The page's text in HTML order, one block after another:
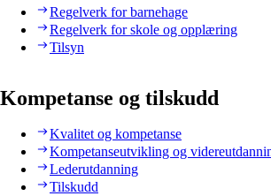
Regelverk for barnehage
Regelverk for skole og opplæring
Tilsyn
Kompetanse og tilskudd
Kvalitet og kompetanse
Kompetanseutvikling og
Lederutdanning
Tilskudd